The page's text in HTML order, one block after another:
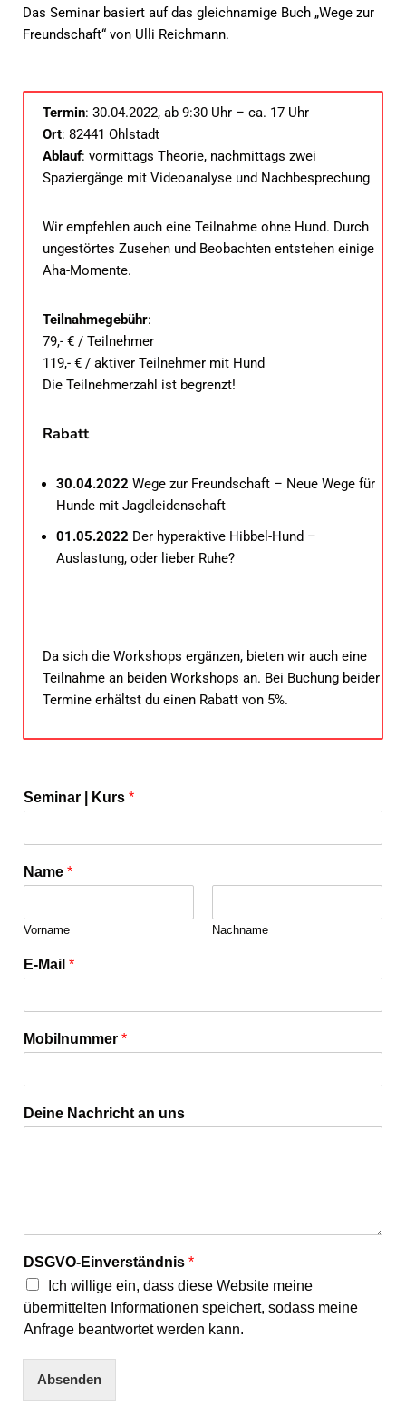
Das Seminar basiert auf das gleichnamige Buch „Wege zur
Freundschaft“ von Ulli Reichmann.
Termin: 30.04.2022, ab 9:30 Uhr – ca. 17 Uhr
Ort: 82441 Ohlstadt
Ablauf: vormittags Theorie, nachmittags zwei
Spaziergänge mit Videoanalyse und Nachbesprechung
Wir empfehlen auch eine Teilnahme ohne Hund. Durch
ungestörtes Zusehen und Beobachten entstehen einige
Aha-Momente.
Teilnahmegebühr:
79,- € / Teilnehmer
119,- € / aktiver Teilnehmer mit Hund
Die Teilnehmerzahl ist begrenzt!
Rabatt
30.04.2022 Wege zur Freundschaft – Neue Wege für
Hunde mit Jagdleidenschaft
01.05.2022 Der hyperaktive Hibbel-Hund –
Auslastung, oder lieber Ruhe?
Da sich die Workshops ergänzen, bieten wir auch eine
Teilnahme an beiden Workshops an. Bei Buchung beider
Termine erhältst du einen Rabatt von 5%.
Seminar | Kurs *
Name *
Vorname Nachname
E-Mail *
Mobilnummer *
Deine Nachricht an uns
DSGVO-Einverständnis *
Ich willige ein, dass diese Website meine
übermittelten Informationen speichert, sodass meine
Anfrage beantwortet werden kann.
Absenden